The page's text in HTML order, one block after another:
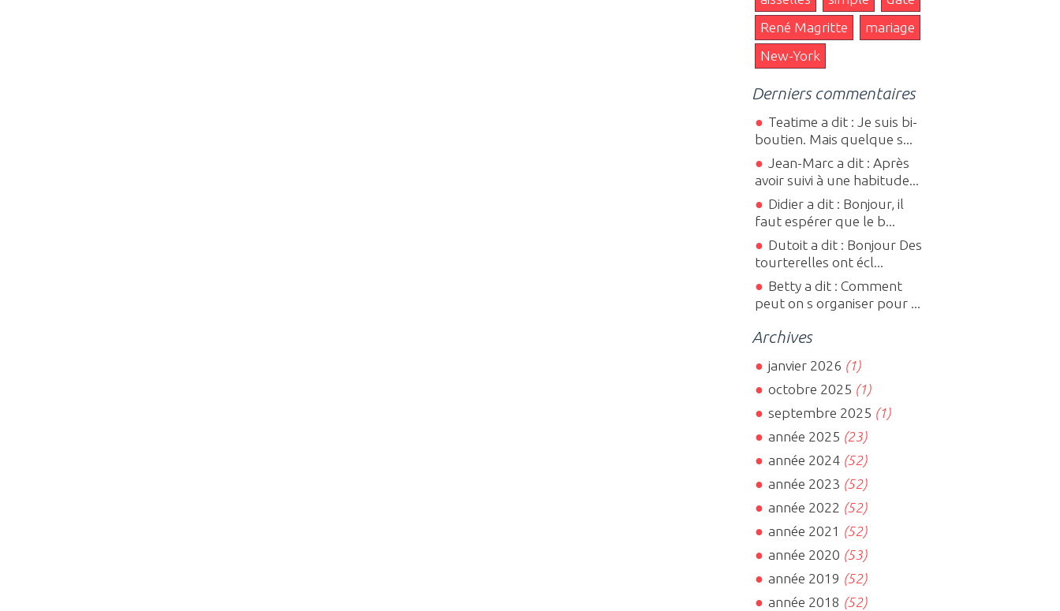
René Magritte
mariage
New-York
Derniers commentaires
Teatime a dit : Je suis bi-
boutien. Mais quelque s...
Jean-Marc a dit : Après
avoir suivi à une habitude...
Didier a dit : Bonjour, il
faut espérer que le b...
Dutoit a dit : Bonjour Des
tourterelles ont écl...
Betty a dit : Comment
peut on s organiser pour ...
Archives
janvier 2026 (1)
octobre 2025 (1)
septembre 2025 (1)
année 2025 (23)
année 2024(52)
année 2023 (52)
année 2022 (52)
année 2021 (52)
année 2020 (53)
année 2019 (52)
année 2018 (52)